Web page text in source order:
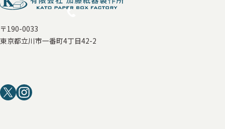
〒190-0033
東京都立川市一番町4丁目42-2